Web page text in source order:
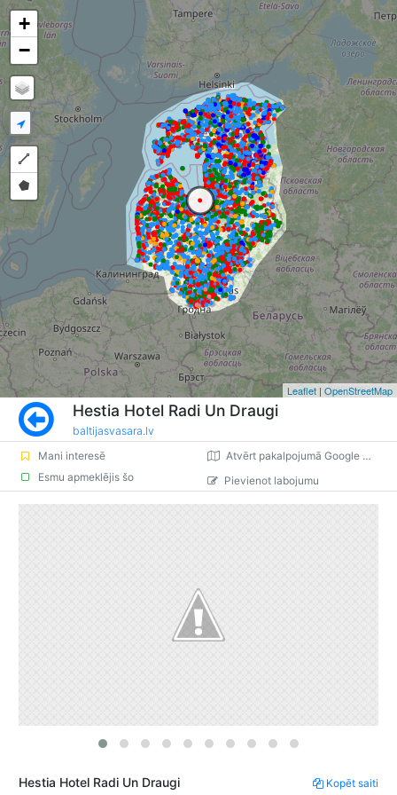
+
−
Draw a polyline
Draw a polygon
Leaflet | OpenStreetMap
Hestia Hotel Radi Un Draugi
baltijasvasara.lv
Mani interesē
Esmu apmeklējis šo
Atvērt pakalpojumā Google Maps
Pievienot labojumu
Hestia Hotel Radi Un Draugi Kopēt saiti